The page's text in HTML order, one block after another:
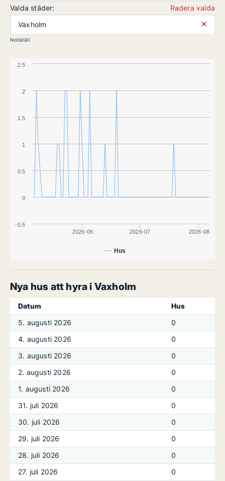
Valda städer:
Radera valda
Vaxholm
⨯
Nollställ
Hus
2026-06 2026-07 2026-08
-0.5
0
0.5
1
1.5
2
2.5
Nya hus att hyra i Vaxholm
Datum
Hus
5. augusti 2026
0
4. augusti 2026
0
3. augusti 2026
0
2. augusti 2026
0
1. augusti 2026
0
31. juli 2026
0
30. juli 2026
0
29. juli 2026
0
28. juli 2026
0
27. juli 2026
0